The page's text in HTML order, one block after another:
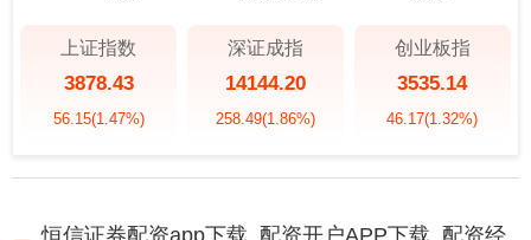
上证指数
3878.43
56.15(1.47%)
深证成指
14144.20
258.49(1.86%)
创业板指
3535.14
46.17(1.32%)